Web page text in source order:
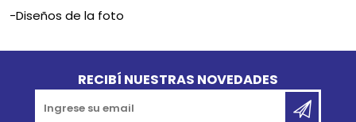
-Diseños de la foto
RECIBÍ NUESTRAS NOVEDADES